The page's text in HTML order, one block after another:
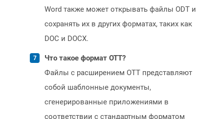
Word также может открывать файлы ODT и
сохранять их в других форматах, таких как
DOC и DOCX.
Что такое формат OTT?
Файлы с расширением OTT представляют
собой шаблонные документы,
сгенерированные приложениями в
соответствии с стандартным форматом